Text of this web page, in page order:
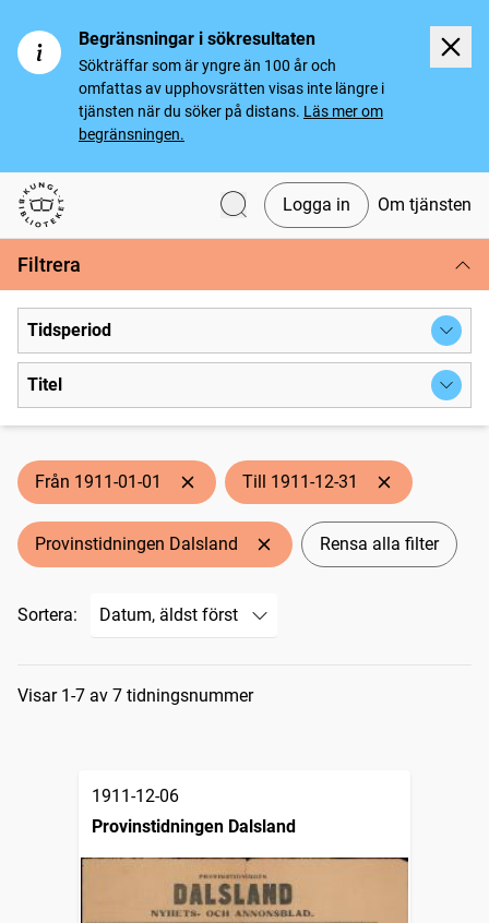
Begränsningar i sökresultaten
Sökträffar som är yngre än 100 år och
omfattas av upphovsrätten visas inte längre i
tjänsten när du söker på distans. Läs mer om
begränsningen.
Svenska tidningar
Logga in Om tjänsten
Filtrera
Tidsperiod
Titel
Från 1911-01-01 Till 1911-12-31
Provinstidningen Dalsland Rensa alla filter
Sortera:
Sökresultat
Visar 1-7 av 7 tidningsnummer
1911-12-06
Provinstidningen Dalsland